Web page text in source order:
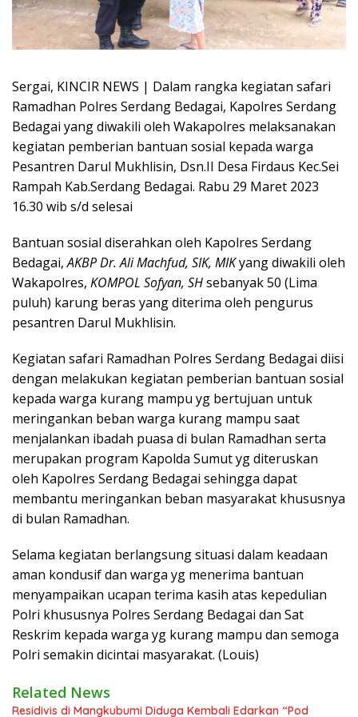
Sergai, KINCIR NEWS | Dalam rangka kegiatan safari
Ramadhan Polres Serdang Bedagai, Kapolres Serdang
Bedagai yang diwakili oleh Wakapolres melaksanakan
kegiatan pemberian bantuan sosial kepada warga
Pesantren Darul Mukhlisin, Dsn.II Desa Firdaus Kec.Sei
Rampah Kab.Serdang Bedagai. Rabu 29 Maret 2023
16.30 wib s/d selesai
Bantuan sosial diserahkan oleh Kapolres Serdang
Bedagai,AKBP Dr. Ali Machfud, SIK, MIKyang diwakili oleh
Wakapolres, KOMPOL Sofyan, SHsebanyak 50 (Lima
puluh) karung beras yang diterima oleh pengurus
pesantren Darul Mukhlisin.
Kegiatan safari Ramadhan Polres Serdang Bedagai diisi
dengan melakukan kegiatan pemberian bantuan sosial
kepada warga kurang mampu yg bertujuan untuk
meringankan beban warga kurang mampu saat
menjalankan ibadah puasa di bulan Ramadhan serta
merupakan program Kapolda Sumut yg diteruskan
oleh Kapolres Serdang Bedagai sehingga dapat
membantu meringankan beban masyarakat khususnya
di bulan Ramadhan.
Selama kegiatan berlangsung situasi dalam keadaan
aman kondusif dan warga yg menerima bantuan
menyampaikan ucapan terima kasih atas kepedulian
Polri khususnya Polres Serdang Bedagai dan Sat
Reskrim kepada warga yg kurang mampu dan semoga
Polri semakin dicintai masyarakat. (Louis)
Related News
Residivis di Mangkubumi Diduga Kembali Edarkan “Pod